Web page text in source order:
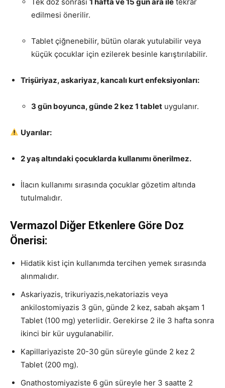
edilmesi önerilir.
Tablet çiğnenebilir, bütün olarak yutulabilir veya
küçük çocuklar için ezilerek besinle karıştırılabilir.
Trişüriyaz, askariyaz, kancalı kurt enfeksiyonları:
3 gün boyunca, günde 2 kez 1 tablet uygulanır.
Uyarılar:
2 yaş altındaki çocuklarda kullanımı önerilmez.
İlacın kullanımı sırasında çocuklar gözetim altında
tutulmalıdır.
Vermazol Diğer Etkenlere Göre Doz
Önerisi:
Hidatik kist için kullanımda tercihen yemek sırasında
alınmalıdır.
Askariyazis, trikuriyazis,nekatoriazis veya
ankilostomiyazis 3 gün, günde 2 kez, sabah akşam 1
Tablet (100 mg) yeterlidir. Gerekirse 2 ile 3 hafta sonra
ikinci bir kür uygulanabilir.
Kapillariyaziste 20-30 gün süreyle günde 2 kez 2
Tablet (200 mg).
Gnathostomiyaziste 6 gün süreyle her 3 saatte 2